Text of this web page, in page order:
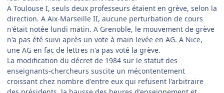
A Toulouse I, seuls deux professeurs étaient en grève, selon la
direction. A Aix-Marseille II, aucune perturbation de cours
n'était notée lundi matin. A Grenoble, le mouvement de grève
n'a pas été suivi après un vote à main levée en AG. A Nice,
une AG en fac de lettres n'a pas voté la grève.
La modification du décret de 1984 sur le statut des
enseignants-chercheurs suscite un mécontentement
croissant chez nombre d'entre eux qui refusent l'arbitraire